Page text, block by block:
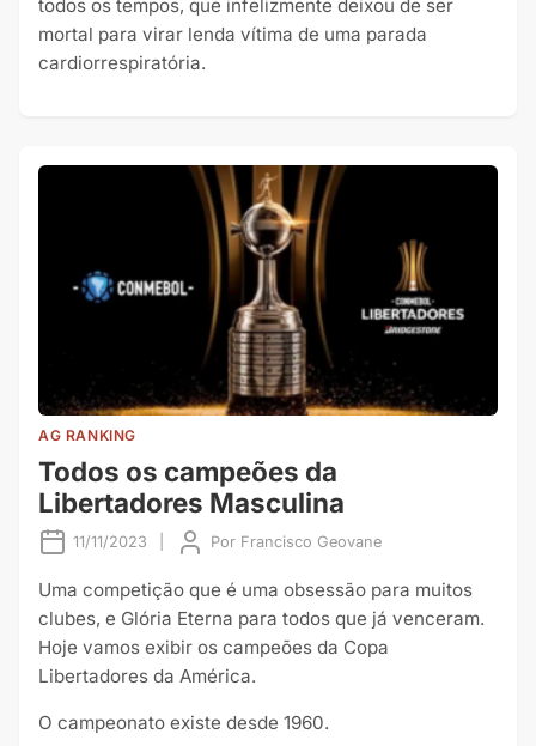
todos os tempos, que infelizmente deixou de ser
mortal para virar lenda vítima de uma parada
cardiorrespiratória.
AG RANKING
Todos os campeões da
Libertadores Masculina
11/11/2023 Por Francisco Geovane
Uma competição que é uma obsessão para muitos
clubes, e Glória Eterna para todos que já venceram.
Hoje vamos exibir os campeões da Copa
Libertadores da América.
O campeonato existe desde 1960.